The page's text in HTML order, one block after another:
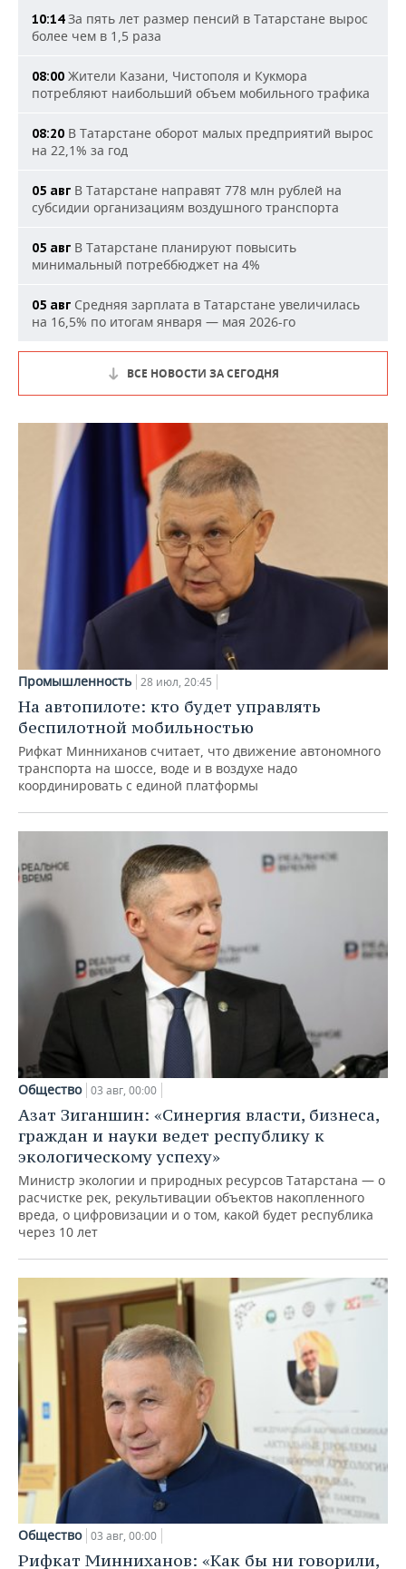
10:14За пять лет размер пенсий в Татарстане вырос
более чем в 1,5 раза
08:00 Жители Казани, Чистополя и Кукмора
потребляют наибольший объем мобильного трафика
08:20 В Татарстане оборот малых предприятий вырос
на 22,1% за год
05 авг В Татарстане направят 778 млн рублей на
субсидии организациям воздушного транспорта
05 авг В Татарстане планируют повысить
минимальный потреббюджет на 4%
05 авг Средняя зарплата в Татарстане увеличилась
на 16,5% по итогам января — мая 2026-го
ВСЕ НОВОСТИ ЗА СЕГОДНЯ
Промышленность 28 июл, 20:45
На автопилоте: кто будет управлять
беспилотной мобильностью
Рифкат Минниханов считает, что движение автономного
транспорта на шоссе, воде и в воздухе надо
координировать с единой платформы
Общество 03 авг, 00:00
Азат Зиганшин: «Синергия власти, бизнеса,
граждан и науки ведет республику к
экологическому успеху»
Министр экологии и природных ресурсов Татарстана — о
расчистке рек, рекультивации объектов накопленного
вреда, о цифровизации и о том, какой будет республика
через 10 лет
Общество 03 авг, 00:00
Рифкат Минниханов: «Как бы ни говорили,